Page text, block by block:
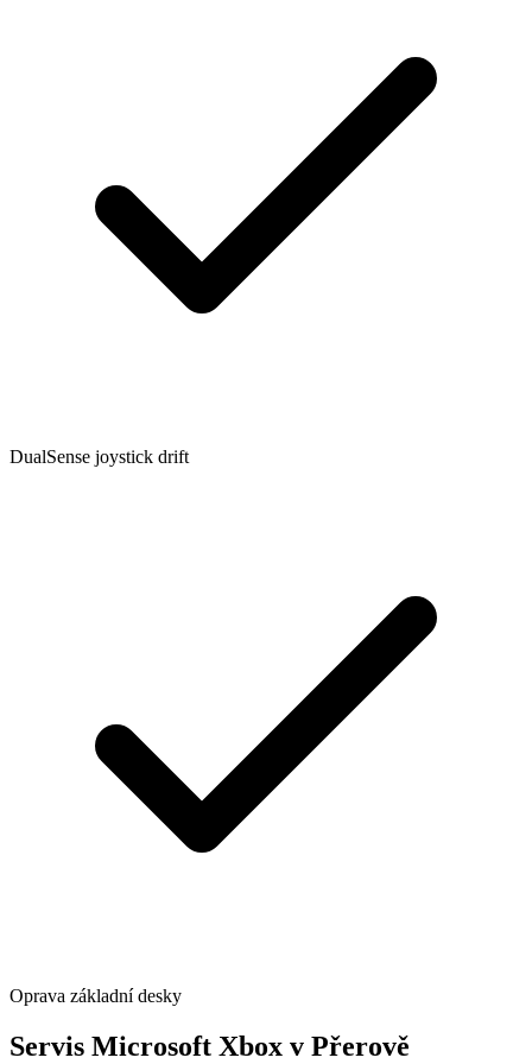
DualSense joystick drift
Oprava základní desky
Servis Microsoft Xbox v Přerově